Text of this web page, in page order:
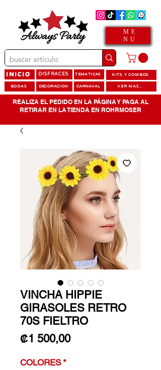
ME
NU
INICIO DISFRACES TEMATICAS KITS Y COMBOS
BODAS DECORACION CARNAVAL VER MAS...
REALIZA EL PEDIDO EN LA PÁGINA Y PAGA AL
RETIRAR EN LA TIENDA EN ROHRMOSER
VINCHA HIPPIE
GIRASOLES RETRO
70S FIELTRO
₡1 500,00Precio
COLORES *